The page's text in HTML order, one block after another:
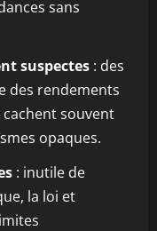
sans
suspectes : des
des rendements
souvent
opaques.
: inutile de
la loi et